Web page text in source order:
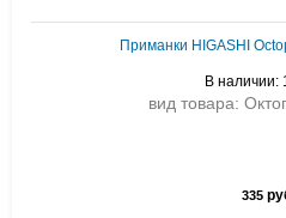
Приманки HIGASHI
В наличии:
вид товара:
335